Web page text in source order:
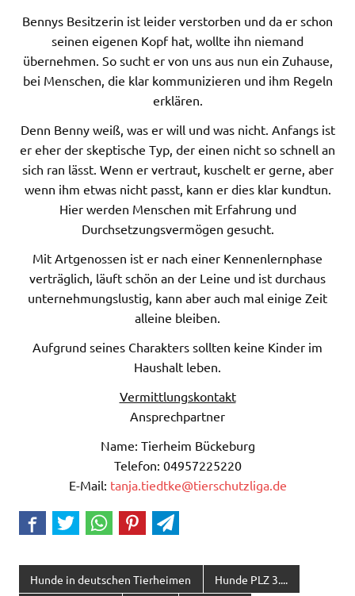
Bennys Besitzerin ist leider verstorben und da er schon
seinen eigenen Kopf hat, wollte ihn niemand
übernehmen. So sucht er von uns aus nun ein Zuhause,
bei Menschen, die klar kommunizieren und ihm Regeln
erklären.
Denn Benny weiß, was er will und was nicht. Anfangs ist
er eher der skeptische Typ, der einen nicht so schnell an
sich ran lässt. Wenn er vertraut, kuschelt er gerne, aber
wenn ihm etwas nicht passt, kann er dies klar kundtun.
Hier werden Menschen mit Erfahrung und
Durchsetzungsvermögen gesucht.
Mit Artgenossen ist er nach einer Kennenlernphase
verträglich, läuft schön an der Leine und ist durchaus
unternehmungslustig, kann aber auch mal einige Zeit
alleine bleiben.
Aufgrund seines Charakters sollten keine Kinder im
Haushalt leben.
Vermittlungskontakt
Ansprechpartner
Name: Tierheim Bückeburg
Telefon: 04957225220
E-Mail: tanja.tiedtke@tierschutzliga.de
Hunde in deutschen Tierheimen Hunde PLZ 3....